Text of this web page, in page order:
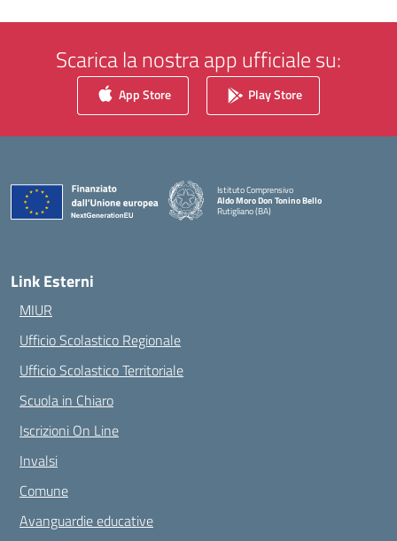
Scarica la nostra app ufficiale su:
App Store Play Store
Istituto Comprensivo
Aldo Moro Don Tonino Bello
Rutigliano (BA)
— Visita la pagina iniziale della scuola
Link Esterni
MIUR
Ufficio Scolastico Regionale
Ufficio Scolastico Territoriale
Scuola in Chiaro
Iscrizioni On Line
Invalsi
Comune
Avanguardie educative